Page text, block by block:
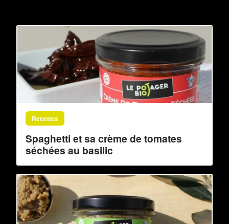
Recettes
Spaghetti et sa crème de tomates
séchées au basilic